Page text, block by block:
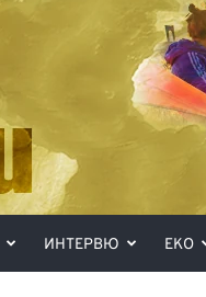
ИНТЕРВЮ ЕКО